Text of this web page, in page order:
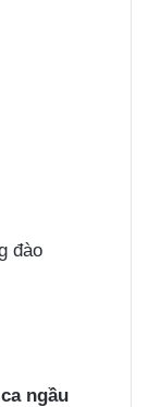
đào
ngầu